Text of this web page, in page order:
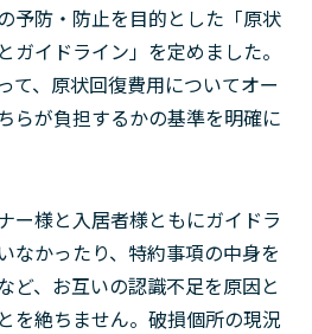
予防・防止を目的とした「原状
ガイドライン」を定めました。
て、原状回復費用についてオー
らが負担するかの基準を明確に
ー様と入居者様ともにガイドラ
なかったり、特約事項の中身を
ど、お互いの認識不足を原因と
を絶ちません。破損個所の現況